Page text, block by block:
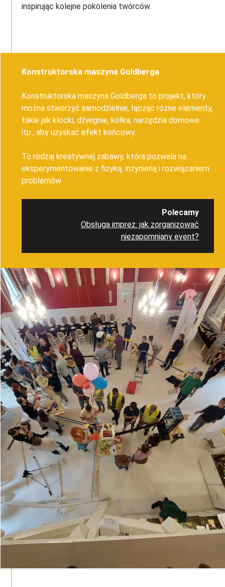
inspirując kolejne pokolenia twórców.
Konstruktorska maszyna Goldberga
Konstruktorska maszyna Goldberga to projekt, który
można stworzyć samodzielnie, łącząc różne elementy,
takie jak klocki, dźwignie, kółka, narzędzia domowe
itp., aby uzyskać efekt końcowy.
To rodzaj kreatywnej zabawy, która pozwala na
eksperymentowanie z fizyką, inżynierią i rozwiązaniem
problemów.
Polecamy
Obsługa imprez: jak zorganizować
niezapomniany event?